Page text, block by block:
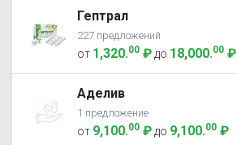
Гептрал
227 предложений
от 1,320.00 ₽ до 18,000.00 ₽
Аделив
1 предложение
от 9,100.00 ₽ до 9,100.00 ₽